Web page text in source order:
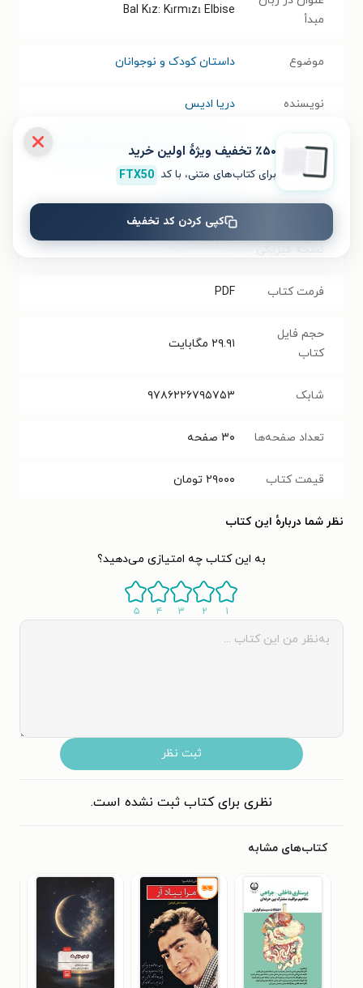
مبدأ
Bal Kız: Kırmızı Elbise
موضوع داستان کودک و نوجوانان
نویسنده دریا ادیس
مترجم گروه مترجمان انتشارات شازده کوچولو
انتشارات
نسخه فیزیکی
۱۴۰۴/۰۲/۰۳
فرمت کتاب PDF
حجم فایل
کتاب
۲۹.۹۱ مگابایت
شابک ۹۷۸۶۲۲۶۷۹۵۷۵۳
تعداد صفحه‌ها ۳۰ صفحه
قیمت کتاب ۲۹۰۰۰ تومان
نظر شما دربارهٔ این کتاب
به این کتاب چه امتیازی می‌دهید؟
۱ ۲ ۳ ۴ ۵
ثبت نظر
نظری برای کتاب ثبت نشده است.
کتاب‌های مشابه
٪۵۰ تخفیف ویژۀ اولین خرید
برای کتاب‌های متنی، با کد FTX50
کپی کردن کد تخفیف